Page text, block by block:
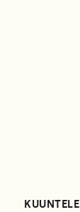
KUUNTELE